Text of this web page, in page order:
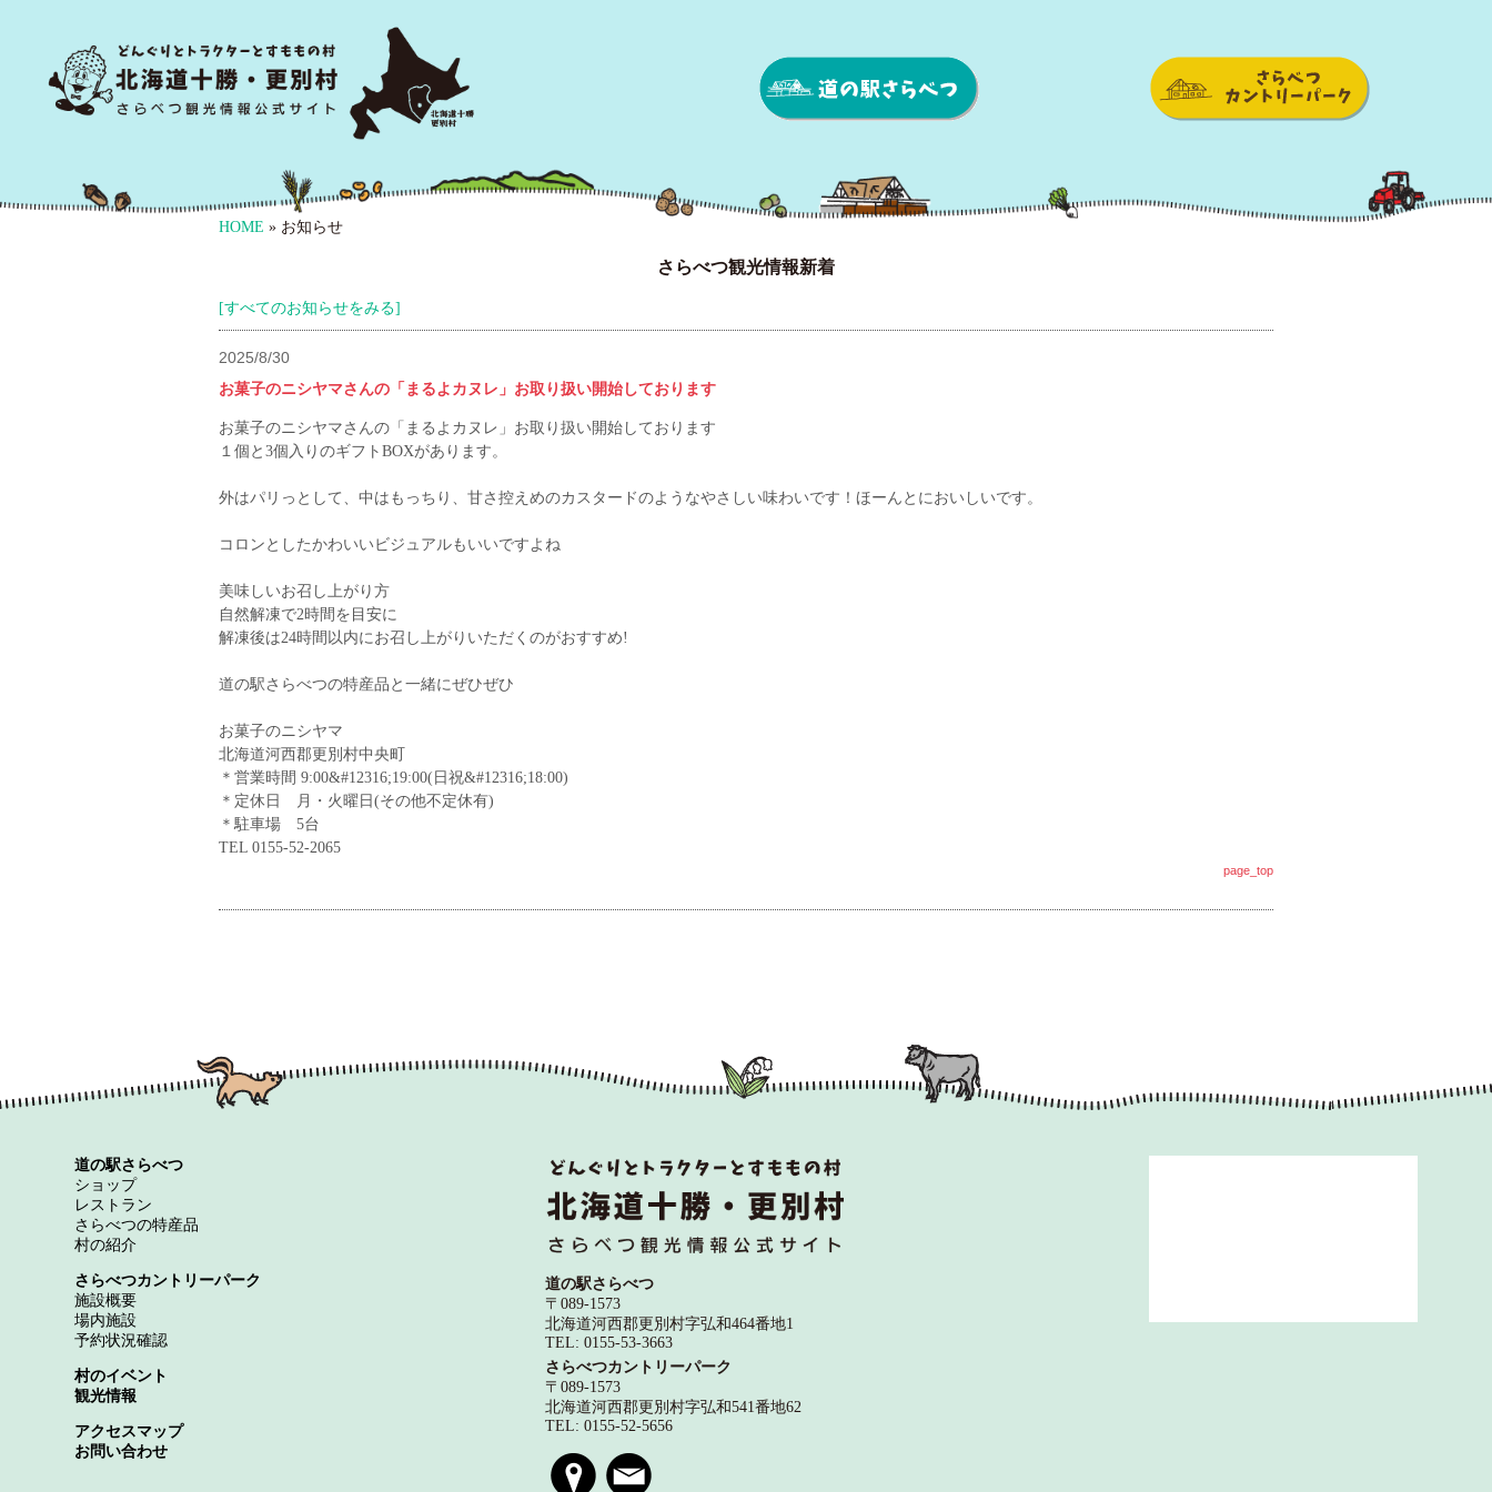
HOME » お知らせ
さらべつ観光情報新着
[すべてのお知らせをみる]
2025/8/30
お菓子のニシヤマさんの「まるよカヌレ」お取り扱い開始しております
お菓子のニシヤマさんの「まるよカヌレ」お取り扱い開始しております
１個と3個入りのギフトBOXがあります。
外はパリっとして、中はもっちり、甘さ控えめのカスタードのようなやさしい味わいです！ほーんとにおいしいです。
コロンとしたかわいいビジュアルもいいですよね
美味しいお召し上がり方
自然解凍で2時間を目安に
解凍後は24時間以内にお召し上がりいただくのがおすすめ!
道の駅さらべつの特産品と一緒にぜひぜひ
お菓子のニシヤマ
北海道河西郡更別村中央町
＊営業時間 9:00&#12316;19:00(日祝&#12316;18:00)
＊定休日 月・火曜日(その他不定休有)
＊駐車場 5台
TEL 0155-52-2065
page_top
道の駅さらべつ
ショップ
レストラン
さらべつの特産品
村の紹介
さらべつカントリーパーク
施設概要
場内施設
予約状況確認
村のイベント
観光情報
アクセスマップ
お問い合わせ
道の駅さらべつ
〒089-1573
北海道河西郡更別村字弘和464番地1
TEL: 0155-53-3663
さらべつカントリーパーク
〒089-1573
北海道河西郡更別村字弘和541番地62
TEL: 0155-52-5656